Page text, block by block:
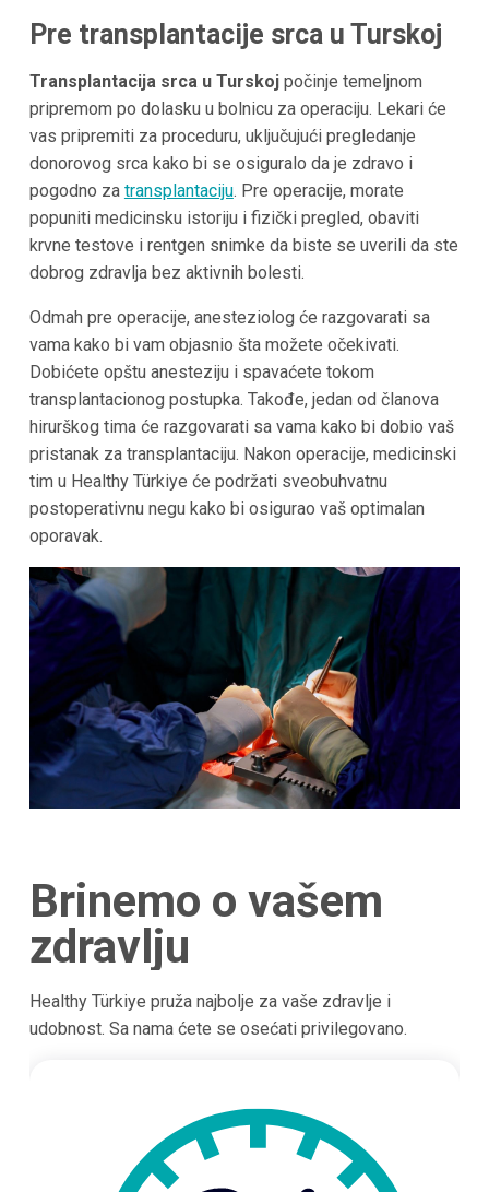
Pre transplantacije srca u Turskoj
Transplantacija srca u Turskojpočinje temeljnom
pripremom po dolasku u bolnicu za operaciju. Lekari će
vas pripremiti za proceduru, uključujući pregledanje
donorovog srca kako bi se osiguralo da je zdravo i
pogodno za transplantaciju. Pre operacije, morate
popuniti medicinsku istoriju i fizički pregled, obaviti
krvne testove i rentgen snimke da biste se uverili da ste
dobrog zdravlja bez aktivnih bolesti.
Odmah pre operacije, anesteziolog će razgovarati sa
vama kako bi vam objasnio šta možete očekivati.
Dobićete opštu anesteziju i spavaćete tokom
transplantacionog postupka. Takođe, jedan od članova
hirurškog tima će razgovarati sa vama kako bi dobio vaš
pristanak za transplantaciju. Nakon operacije, medicinski
tim u Healthy Türkiye će podržati sveobuhvatnu
postoperativnu negu kako bi osigurao vaš optimalan
oporavak.
Brinemo o vašem
zdravlju
Healthy Türkiye pruža najbolje za vaše zdravlje i
udobnost. Sa nama ćete se osećati privilegovano.